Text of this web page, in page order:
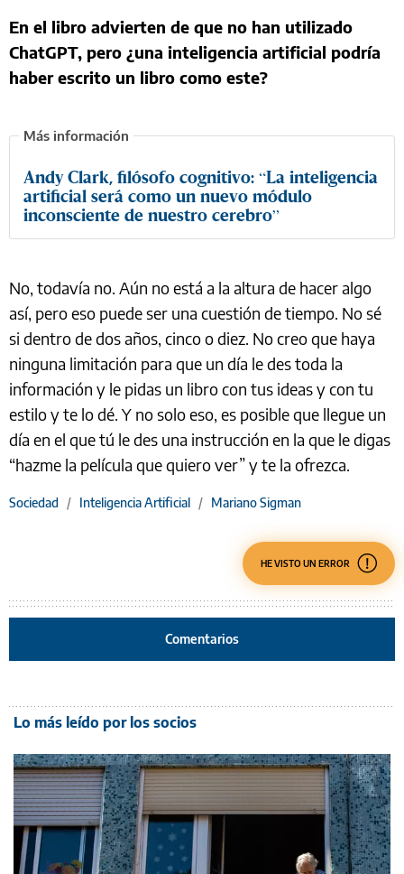
En el libro advierten de que no han utilizado
ChatGPT, pero ¿una inteligencia artificial podría
haber escrito un libro como este?
Andy Clark, filósofo cognitivo: “La inteligencia
artificial será como un nuevo módulo
inconsciente de nuestro cerebro”
No, todavía no. Aún no está a la altura de hacer algo
así, pero eso puede ser una cuestión de tiempo. No sé
si dentro de dos años, cinco o diez. No creo que haya
ninguna limitación para que un día le des toda la
información y le pidas un libro con tus ideas y con tu
estilo y te lo dé. Y no solo eso, es posible que llegue un
día en el que tú le des una instrucción en la que le digas
“hazme la película que quiero ver” y te la ofrezca.
Sociedad / Inteligencia Artificial / Mariano Sigman
HE VISTO UN ERROR
Comentarios
Lo más leído por los socios